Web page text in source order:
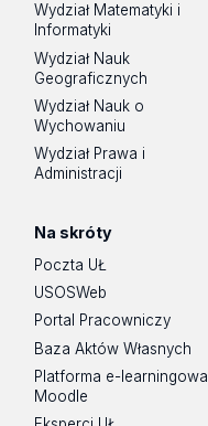
Wydział Matematyki i
Informatyki
Wydział Nauk
Geograficznych
Wydział Nauk o
Wychowaniu
Wydział Prawa i
Administracji
Na skróty
Poczta UŁ
USOSWeb
Portal Pracowniczy
Baza Aktów Własnych
Platforma e-learningowa
Moodle